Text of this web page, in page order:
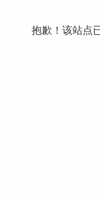
抱歉！该站点